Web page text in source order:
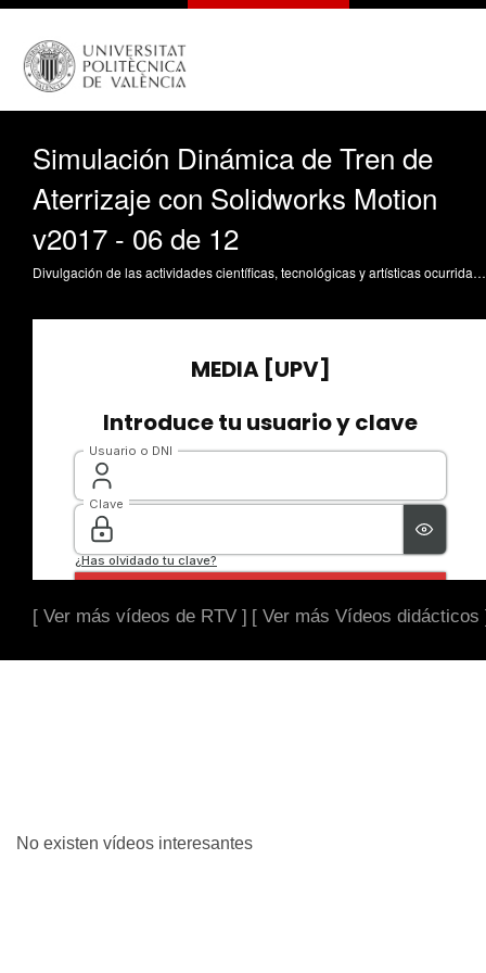
Simulación Dinámica de Tren de
Aterrizaje con Solidworks Motion
v2017 - 06 de 12
Divulgación de las actividades científicas, tecnológicas y artísticas ocurridas en los tres campus de la UPV
[ Ver más vídeos de RTV ] [ Ver más Vídeos didácticos
No existen vídeos interesantes